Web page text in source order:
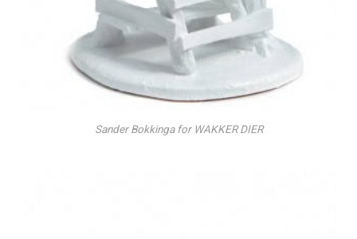
Sander Bokkinga for WAKKER DIER